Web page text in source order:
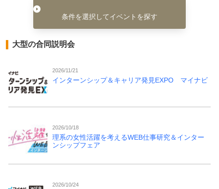
条件を選択してイベントを探す
大型の合同説明会
2026/11/21
インターンシップ＆キャリア発見EXPO マイナビ
2026/10/18
理系の女性活躍を考えるWEB仕事研究＆インター
ンシップフェア
2026/10/24